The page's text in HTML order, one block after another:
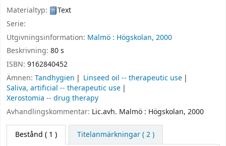
Materialtyp:
Text
Serie:
Utgivningsinformation: Malmö : Högskolan, 2000
Beskrivning: 80 s
ISBN: 9162840452
Ämnen: Tandhygien
Linseed oil -- therapeutic use
Saliva, artificial -- therapeutic use
Xerostomia -- drug therapy
Avhandlingskommentar: Lic.avh. Malmö : Högskolan, 2000
Bestånd ( 1 ) Titelanmärkningar ( 2 )